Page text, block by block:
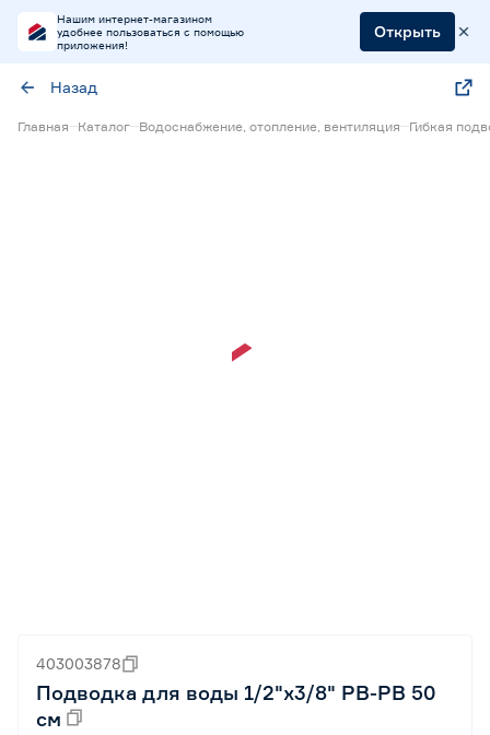
Нашим интернет-магазином
удобнее пользоваться с помощью
приложения!
Открыть
Назад
Главная Каталог Водоснабжение, отопление, вентиляция Гибкая
403003878
Подводка для воды 1/2"х3/8" РВ-РВ 50
см